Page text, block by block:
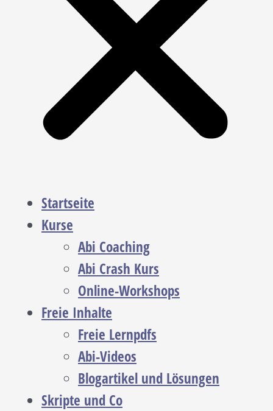
Startseite
Kurse
Abi Coaching
Abi Crash Kurs
Online-Workshops
Freie Inhalte
Freie Lernpdfs
Abi-Videos
Blogartikel und Lösungen
Skripte und Co